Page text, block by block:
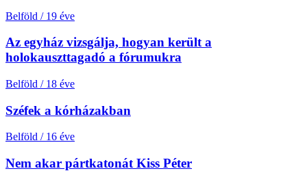
Belföld / 19 éve
Az egyház vizsgálja, hogyan került a
holokauszttagadó a fórumukra
Belföld / 18 éve
Széfek a kórházakban
Belföld / 16 éve
Nem akar pártkatonát Kiss Péter